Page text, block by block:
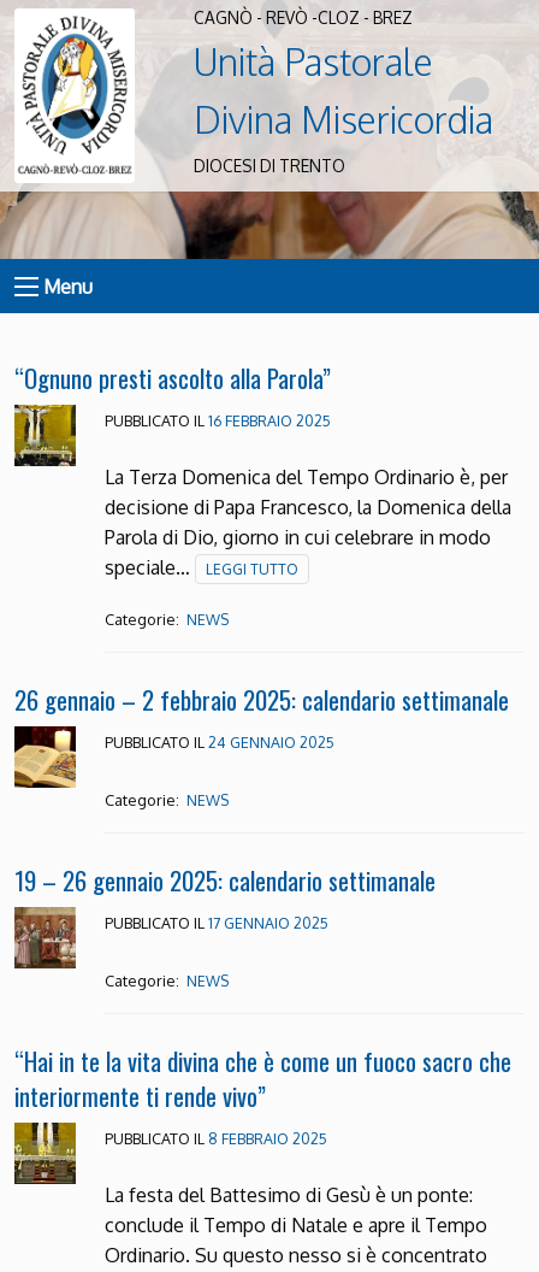
CAGNÒ - REVÒ -CLOZ - BREZ
Unità Pastorale
Divina Misericordia
DIOCESI DI TRENTO
Menu
“Ognuno presti ascolto alla Parola”
PUBBLICATO IL 16 FEBBRAIO 2025
La Terza Domenica del Tempo Ordinario è, per
decisione di Papa Francesco, la Domenica della
Parola di Dio, giorno in cui celebrare in modo
speciale…
LEGGI TUTTO
Categorie: NEWS
26 gennaio – 2 febbraio 2025: calendario settimanale
PUBBLICATO IL 24 GENNAIO 2025
Categorie: NEWS
19 – 26 gennaio 2025: calendario settimanale
PUBBLICATO IL 17 GENNAIO 2025
Categorie: NEWS
“Hai in te la vita divina che è come un fuoco sacro che
interiormente ti rende vivo”
PUBBLICATO IL 8 FEBBRAIO 2025
La festa del Battesimo di Gesù è un ponte:
conclude il Tempo di Natale e apre il Tempo
Ordinario. Su questo nesso si è concentrato